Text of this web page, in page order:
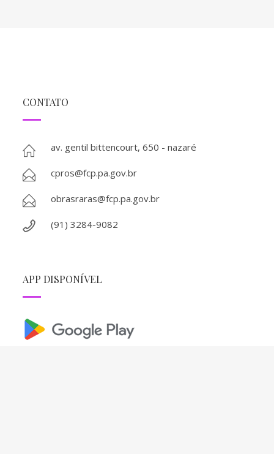
CONTATO
av. gentil bittencourt, 650 - nazaré
cpros@fcp.pa.gov.br
obrasraras@fcp.pa.gov.br
(91) 3284-9082
APP DISPONÍVEL